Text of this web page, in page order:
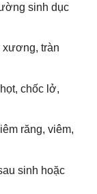
sinh dục
xương, tràn
chốc lở,
răng, viêm,
sinh hoặc